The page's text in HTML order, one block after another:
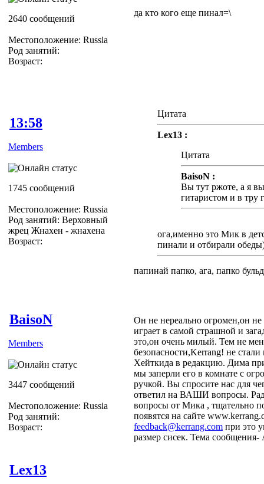
2640 сообщений
Местоположение: Russia
Род занятий:
Возраст:
да кто кого еще пинал=\
13:58
Members
1745 сообщений
Местоположение: Russia
Род занятий: Верховный
жрец Жнахен - жнахена
Возраст:
Цитата
Lex13 :
Цитата
BaisoN :
Вы тут ржоте, а я
гитаристом и в тру
ога,именно это Мик в
пинали и отбирали
папинай папко, ага, папко
BaisoN
Members
3447 сообщений
Местоположение: Russia
Род занятий:
Возраст:
Он не нереально огромен,он
играет в самой страшной и
это,он очень милый. Тем не
безопасности,Kerrang! не
Хейткида в редакцию. Дима
мы заперли его в комнате с
ручкой. Вы спросите нас для
ответил на ВАШИ вопросы.
вопросы от Мика , тщательно
появятся на сайте
feedback@kerrang.com при это
размер сисек. Тема сообщения-
Lex13